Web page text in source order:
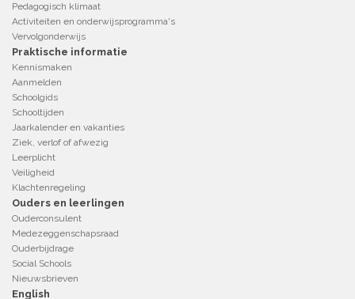
Pedagogisch klimaat
Activiteiten en onderwijsprogramma's
Vervolgonderwijs
Praktische informatie
Kennismaken
Aanmelden
Schoolgids
Schooltijden
Jaarkalender en vakanties
Ziek, verlof of afwezig
Leerplicht
Veiligheid
Klachtenregeling
Ouders en leerlingen
Ouderconsulent
Medezeggenschapsraad
Ouderbijdrage
Social Schools
Nieuwsbrieven
English